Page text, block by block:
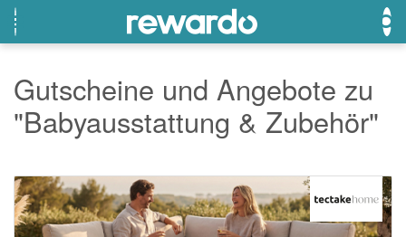
OTTO
Lieferando
LASCANA
Beste Gutscheine
Top Gutscheine
Exklusive Gutscheine
Beste Angebote
Top Angebote
Exklusive Angebote
Gutscheine und Angebote zu
"Babyausstattung & Zubehör"